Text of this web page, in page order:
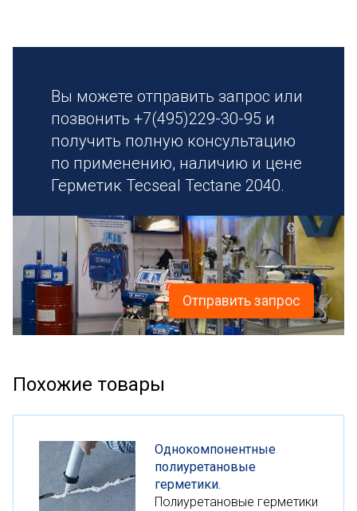
Вы можете отправить запрос или
позвонить +7(495)229-30-95 и
получить полную консультацию
по применению, наличию и цене
Герметик Tecseal Tectane 2040.
Отправить запрос
Похожие товары
Однокомпонентные
полиуретановые
герметики.
Полиуретановые герметики